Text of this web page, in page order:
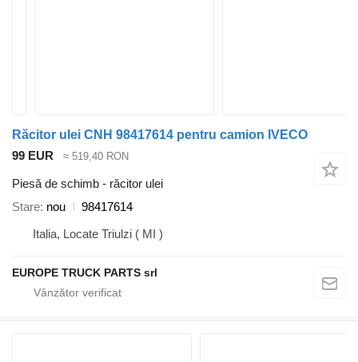
Răcitor ulei CNH 98417614 pentru camion IVECO
99 EUR
≈ 519,40 RON
Piesă de schimb - răcitor ulei
Stare nou
98417614
Italia, Locate Triulzi ( MI )
EUROPE TRUCK PARTS srl